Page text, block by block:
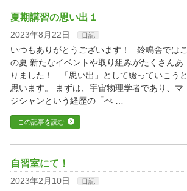
夏期講習の思い出１
2023年8月22日 日記
いつもありがとうございます！ 鈴鳴舎ではこ
の夏 新たなイベントや取り組みがたくさんあ
りました！ 「思い出」として綴っていこうと
思います。 まずは、宇宙物理学者であり、マ
ジシャンという経歴の「ぺ …
この記事を読む
自習室にて！
2023年2月10日 日記